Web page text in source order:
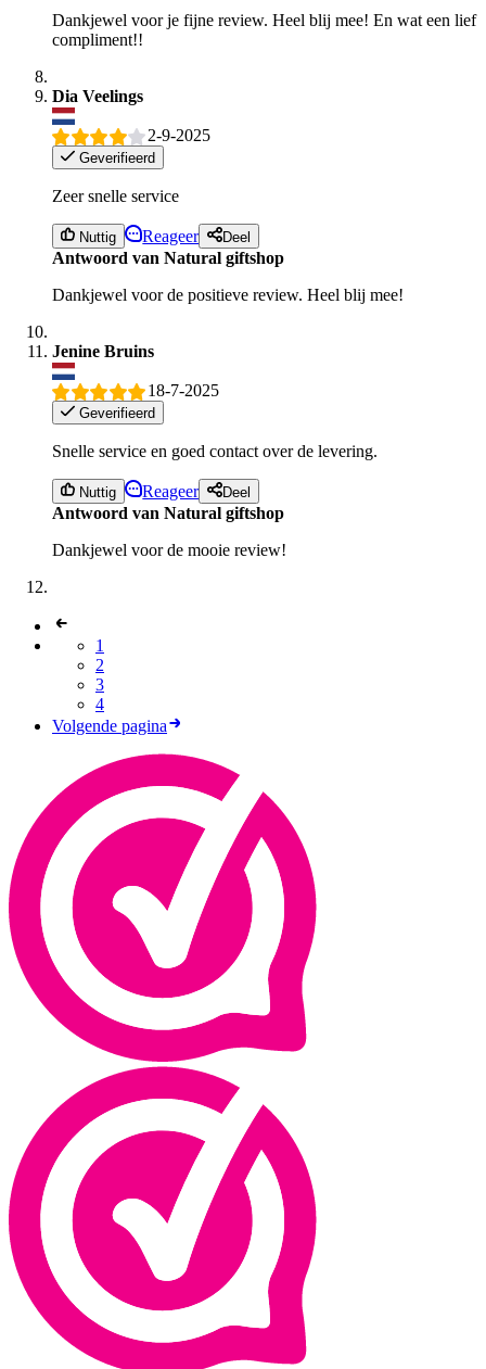
Dankjewel voor je fijne review. Heel blij mee! En wat een lief
compliment!!
Dia Veelings
2-9-2025
Geverifieerd
Zeer snelle service
Nuttig Reageer Deel
Antwoord van Natural giftshop
Dankjewel voor de positieve review. Heel blij mee!
Jenine Bruins
18-7-2025
Geverifieerd
Snelle service en goed contact over de levering.
Nuttig Reageer Deel
Antwoord van Natural giftshop
Dankjewel voor de mooie review!
1
2
3
4
Volgende pagina